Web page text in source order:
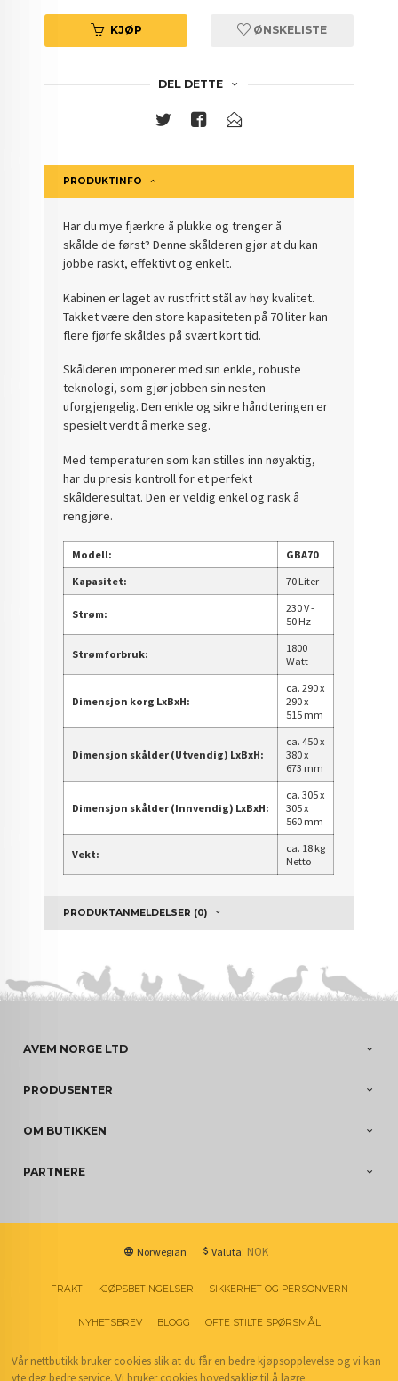
KJØP ØNSKELISTE
DEL DETTE
PRODUKTINFO
Har du mye fjærkre å plukke og trenger å
skålde de først? Denne skålderen gjør at du kan
jobbe raskt, effektivt og enkelt.
Kabinen er laget av rustfritt stål av høy kvalitet.
Takket være den store kapasiteten på 70 liter kan
flere fjørfe skåldes på svært kort tid.
Skålderen imponerer med sin enkle, robuste
teknologi, som gjør jobben sin nesten
uforgjengelig. Den enkle og sikre håndteringen er
spesielt verdt å merke seg.
Med temperaturen som kan stilles inn nøyaktig,
har du presis kontroll for et perfekt
skålderesultat. Den er veldig enkel og rask å
rengjøre.
Modell:
GBA70
Kapasitet:
70 Liter
Strøm:
230 V -
50 Hz
Strømforbruk:
1800
Watt
Dimensjon korg LxBxH:
ca. 290 x
290 x
515 mm
Dimensjon skålder (Utvendig) LxBxH:
ca. 450 x
380 x
673 mm
Dimensjon skålder (Innvendig) LxBxH:
ca. 305 x
305 x
560 mm
Vekt:
ca. 18 kg
Netto
PRODUKTANMELDELSER (0)
AVEM NORGE LTD
PRODUSENTER
OM BUTIKKEN
PARTNERE
Norwegian Valuta: NOK
FRAKT KJØPSBETINGELSER SIKKERHET OG PERSONVERN
NYHETSBREV BLOGG OFTE STILTE SPØRSMÅL
Vår nettbutikk bruker cookies slik at du får en bedre kjøpsopplevelse og vi kan
yte deg bedre service. Vi bruker cookies hovedsaklig til å lagre